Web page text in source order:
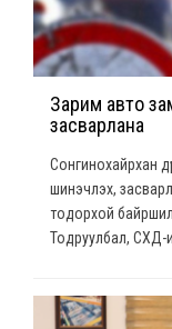
Зарим авто
засварлана
Сонгинохайрхан
шинэчлэх,
тодорхой
Тодруулбал, СХД-